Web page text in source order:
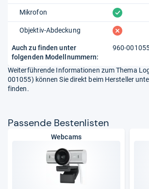
Mikrofon vorhanden
Objektiv-Abdeckung fehlt
Auch zu finden unter
folgenden Modellnummern:
960-
Weiterführende Informationen zum Thema
001055) können Sie direkt beim Hersteller
finden.
Pas­sende Bes­ten­lis­ten
Webcams